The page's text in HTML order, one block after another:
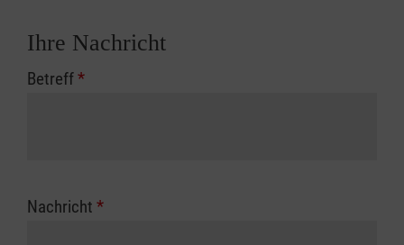
Ihre Nachricht
Betreff*
Nachricht *